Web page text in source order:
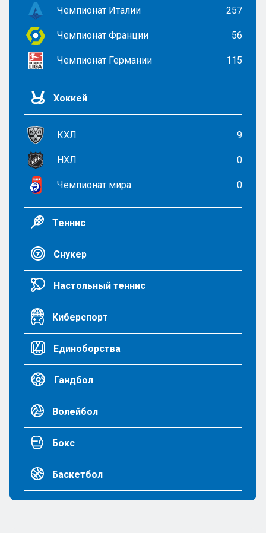
Чемпионат Италии 257
Чемпионат Франции 56
Чемпионат Германии 115
Хоккей
КХЛ 9
НХЛ 0
Чемпионат мира 0
Теннис
Снукер
Настольный теннис
Киберспорт
Единоборства
Гандбол
Волейбол
Бокс
Баскетбол